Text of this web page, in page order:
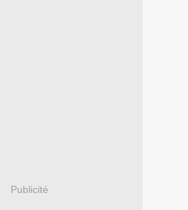
Publicité